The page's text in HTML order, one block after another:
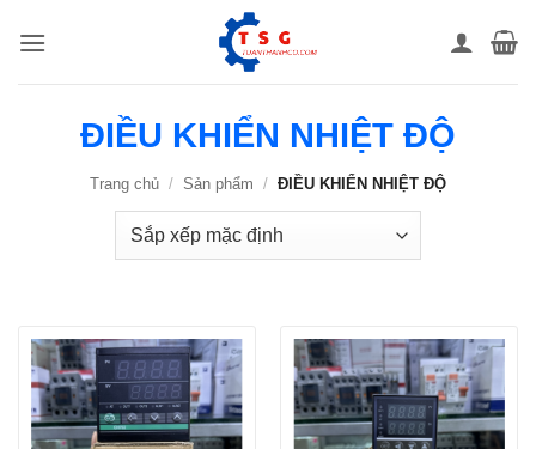
qua
ĐIỀU KHIỂN NHIỆT ĐỘ
Trang chủ / Sản phẩm / ĐIỀU KHIỂN NHIỆT ĐỘ